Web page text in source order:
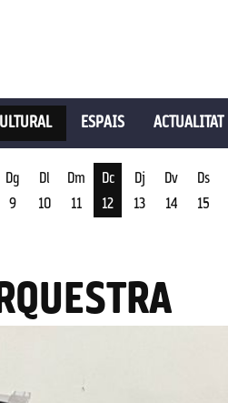
ESPAIS ACTUALITAT
Dg
9
Dl
10
Dm
11
Dc
12
Dj
13
Dv
14
Ds
15